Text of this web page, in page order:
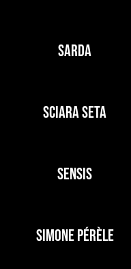
SARDA
SCIARA SETA
SENSIS
SIMONE PÉRÈLE